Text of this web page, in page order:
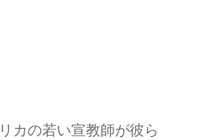
カの若い宣教師が彼ら